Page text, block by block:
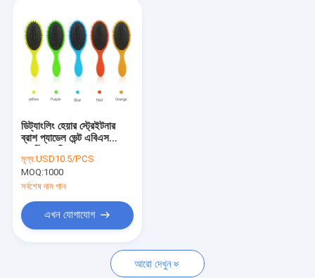
ডিট্যাংলিং হেয়ার স্ট্রেইটনার
ব্রাশ প্যাডেল ভেন্ট এবিএস
মূল্য:USD10.5/PCS
MOQ:1000
সর্বশেষ দাম পান
এখন যোগাযোগ
আরো দেখুন